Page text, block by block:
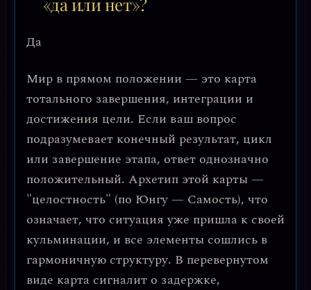
Да
Мир в прямом положении — это карта
тотального завершения, интеграции и
достижения цели. Если ваш вопрос
подразумевает конечный результат, цикл
или завершение этапа, ответ однозначно
положительный. Архетип этой карты —
"целостность" (по Юнгу — Самость), что
означает, что ситуация уже пришла к своей
кульминации, и все элементы сошлись в
гармоничную структуру. В перевернутом
виде карта сигналит о задержке,